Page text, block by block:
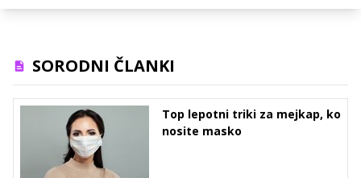
SORODNI ČLANKI
Top lepotni triki za mejkap, ko
nosite masko